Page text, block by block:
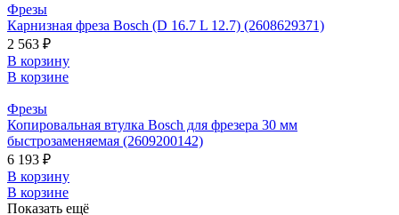
Фрезы
Карнизная фреза Bosch (D 16.7 L 12.7) (2608629371)
2 563 ₽
В корзину
В корзине
Фрезы
Копировальная втулка Bosch для фрезера 30 мм
быстрозаменяемая (2609200142)
6 193 ₽
В корзину
В корзине
Показать ещё